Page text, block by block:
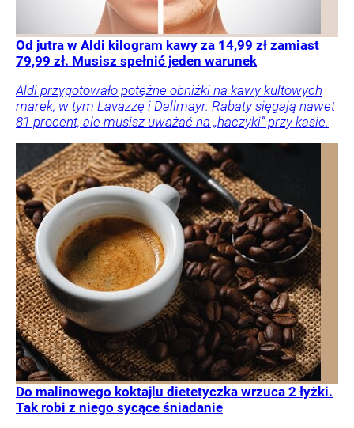
Od jutra w Aldi kilogram kawy za 14,99 zł zamiast
79,99 zł. Musisz spełnić jeden warunek
Aldi przygotowało potężne obniżki na kawy kultowych
marek, w tym Lavazzę i Dallmayr. Rabaty sięgają nawet
81 procent, ale musisz uważać na „haczyki” przy kasie.
Do malinowego koktajlu dietetyczka wrzuca 2 łyżki.
Tak robi z niego sycące śniadanie